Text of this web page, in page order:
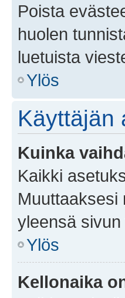
Poista
huolen
luetuista
Ylös
Käyttäjän
Kuinka
Kaikki
yleensä
Ylös
Kellonaika